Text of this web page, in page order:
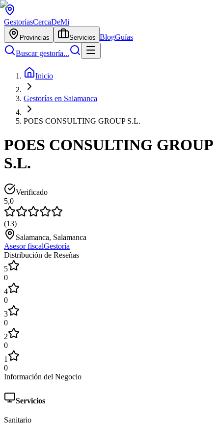
GestoríasCercaDeMi
Provincias Servicios BlogGuías
Buscar gestoría...
Inicio
Gestorías en Salamanca
POES CONSULTING GROUP S.L.
POES CONSULTING GROUP
S.L.
Verificado
5,0
(13)
Salamanca, Salamanca
Asesor fiscalGestoría
Distribución de Reseñas
5
0
4
0
3
0
2
0
1
0
Información del Negocio
Servicios
Sanitario